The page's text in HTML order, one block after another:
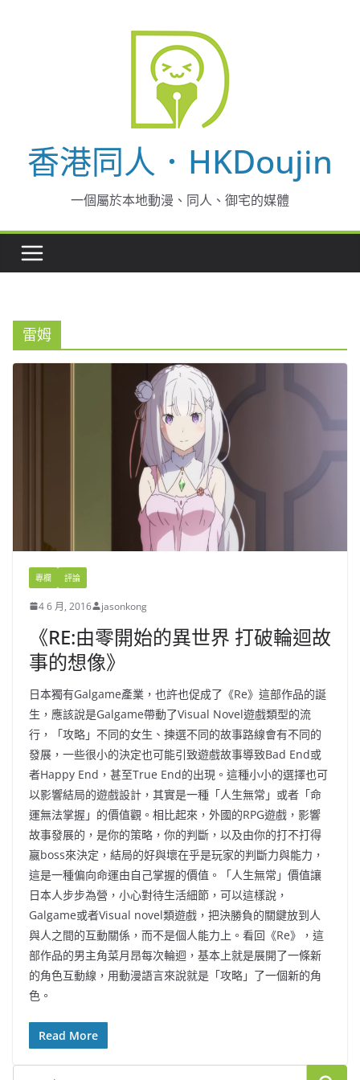
香港同人．HKDoujin
一個屬於本地動漫、同人、御宅的媒體
雷姆
專欄 評論
4 6 月, 2016 jasonkong
《RE:由零開始的異世界 打破輪迴故
事的想像》
日本獨有Galgame產業，也許也促成了《Re》這部作品的誕
生，應該說是Galgame帶動了Visual Novel遊戲類型的流
行，「攻略」不同的女生、揀選不同的故事路線會有不同的
發展，一些很小的決定也可能引致遊戲故事導致Bad End或
者Happy End，甚至True End的出現。這種小小的選擇也可
以影響結局的遊戲設計，其實是一種「人生無常」或者「命
運無法掌握」的價值觀。相比起來，外國的RPG遊戲，影響
故事發展的，是你的策略，你的判斷，以及由你的打不打得
嬴boss來決定，結局的好與壞在乎是玩家的判斷力與能力，
這是一種偏向命運由自己掌握的價值。「人生無常」價值讓
日本人步步為營，小心對待生活細節，可以這樣說，
Galgame或者Visual novel類遊戲，把決勝負的關鍵放到人
與人之間的互動關係，而不是個人能力上。看回《Re》，這
部作品的男主角菜月昂每次輪迴，基本上就是展開了一條新
的角色互動線，用動漫語言來說就是「攻略」了一個新的角
色。
Read More